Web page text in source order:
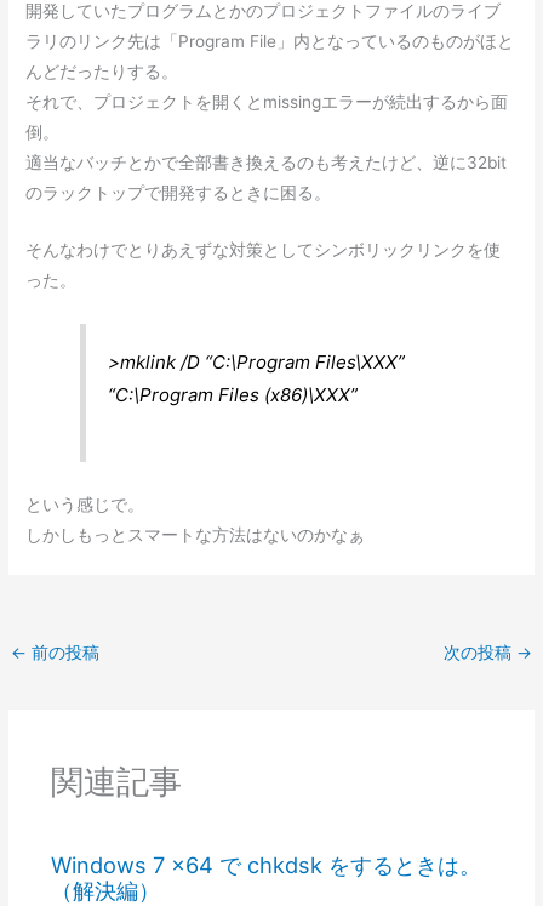
開発していたプログラムとかのプロジェクトファイルのライブ
ラリのリンク先は「Program File」内となっているのものがほと
んどだったりする。
それで、プロジェクトを開くとmissingエラーが続出するから面
倒。
適当なバッチとかで全部書き換えるのも考えたけど、逆に32bit
のラックトップで開発するときに困る。
そんなわけでとりあえずな対策としてシンボリックリンクを使
った。
>mklink /D “C:\Program Files\XXX”
“C:\Program Files (x86)\XXX”
という感じで。
しかしもっとスマートな方法はないのかなぁ
← 前の投稿 次の投稿 →
関連記事
Windows 7 x64 で chkdsk をするときは。
（解決編）